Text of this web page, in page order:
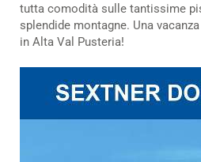
tutta comodità sulle tantissime
splendide montagne. Una
in Alta Val Pusteria!